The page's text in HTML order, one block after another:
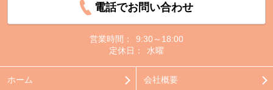
電話でお問い合わせ
営業時間：
9:30～18:00
定休日：
水曜
ホーム 会社概要